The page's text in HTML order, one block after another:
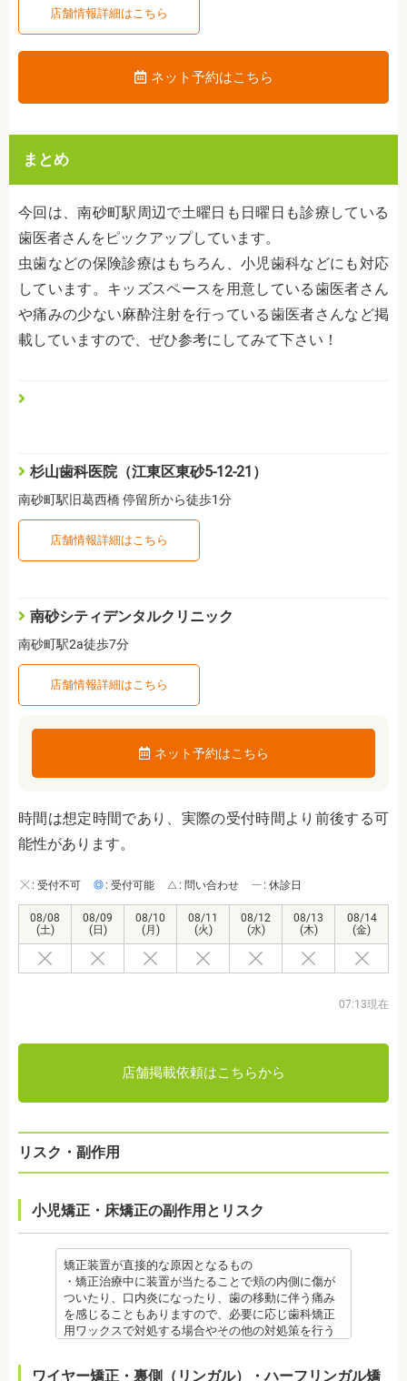
店舗情報詳細はこちら
ネット予約はこちら
まとめ
今回は、南砂町駅周辺で土曜日も日曜日も診療している
歯医者さんをピックアップしています。
虫歯などの保険診療はもちろん、小児歯科などにも対応
しています。キッズスペースを用意している歯医者さん
や痛みの少ない麻酔注射を行っている歯医者さんなど掲
載していますので、ぜひ参考にしてみて下さい！
杉山歯科医院（江東区東砂5-12-21）
南砂町駅旧葛西橋 停留所から徒歩1分
店舗情報詳細はこちら
南砂シティデンタルクリニック
南砂町駅2a徒歩7分
店舗情報詳細はこちら
ネット予約はこちら
時間は想定時間であり、実際の受付時間より前後する可
能性があります。
: 受付不可 : 受付可能 : 問い合わせ : 休診日
08/08
(土)
08/09
(日)
08/10
(月)
08/11
(火)
08/12
(水)
08/13
(木)
08/14
(金)
07:13現在
店舗掲載依頼はこちらから
リスク・副作用
小児矯正・床矯正の副作用とリスク
矯正装置が直接的な原因となるもの
・矯正治療中に装置が当たることで頬の内側に傷が
ついたり、口内炎になったり、歯の移動に伴う痛み
を感じることもありますので、必要に応じ歯科矯正
用ワックスで対処する場合やその他の対処策を行う
ワイヤー矯正・裏側（リンガル）・ハーフリンガル矯